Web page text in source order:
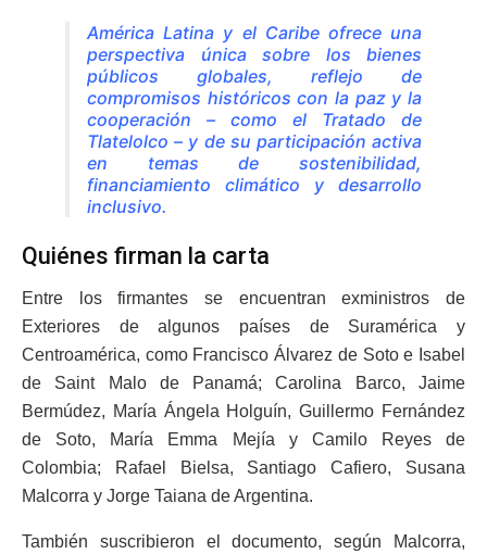
América Latina y el Caribe ofrece una
perspectiva única sobre los bienes
públicos globales, reflejo de
compromisos históricos con la paz y la
cooperación – como el Tratado de
Tlatelolco – y de su participación activa
en temas de sostenibilidad,
financiamiento climático y desarrollo
inclusivo.
Quiénes firman la carta
Entre los firmantes se encuentran exministros de
Exteriores de algunos países de Suramérica y
Centroamérica, como Francisco Álvarez de Soto e Isabel
de Saint Malo de Panamá; Carolina Barco, Jaime
Bermúdez, María Ángela Holguín, Guillermo Fernández
de Soto, María Emma Mejía y Camilo Reyes de
Colombia; Rafael Bielsa, Santiago Cafiero, Susana
Malcorra y Jorge Taiana de Argentina.
También suscribieron el documento, según Malcorra,